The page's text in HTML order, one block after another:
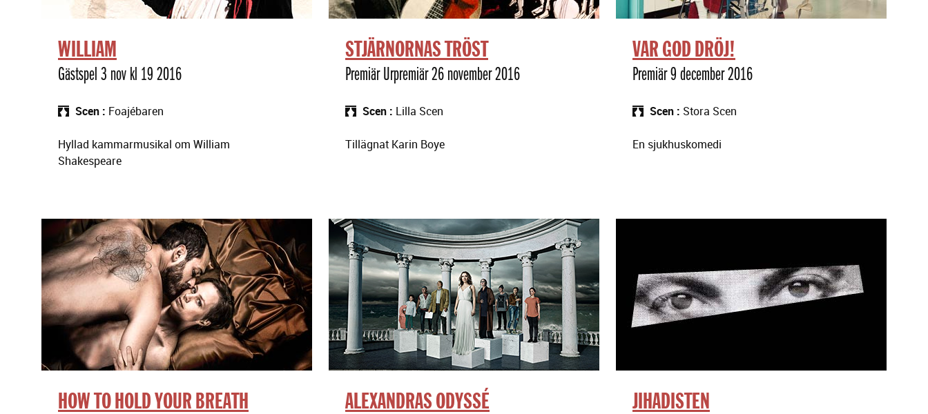
WILLIAM
Gästspel 3 nov kl 19 2016
Scen Foajébaren
Hyllad kammarmusikal om William
Shakespeare
STJÄRNORNAS TRÖST
Premiär Urpremiär 26 november 2016
Scen Lilla Scen
Tillägnat Karin Boye
VAR GOD DRÖJ!
Premiär 9 december 2016
Scen Stora Scen
En sjukhuskomedi
HOW TO HOLD YOUR BREATH ALEXANDRAS ODYSSÉ JIHADISTEN